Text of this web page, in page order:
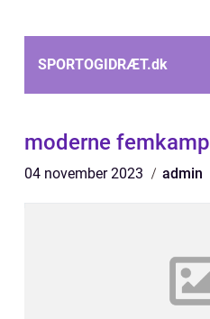
SPORTOGIDRÆT.dk
moderne femkamp
04 november 2023 admin